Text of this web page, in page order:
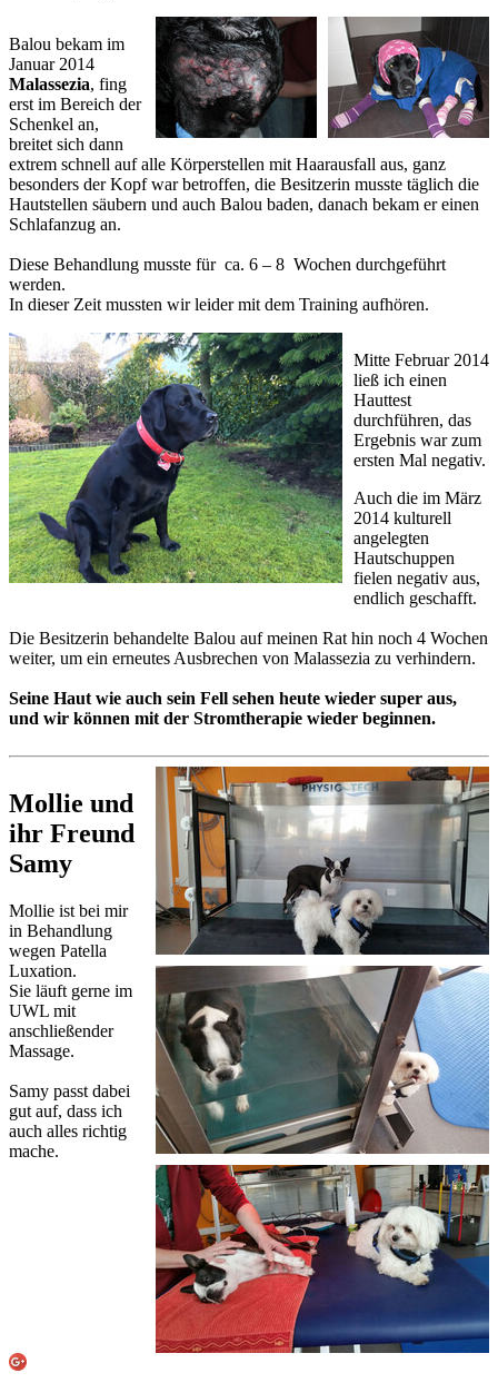
Balou bekam im
Januar 2014
Malassezia, fing
erst im Bereich der
Schenkel an,
breitet sich dann
extrem schnell auf alle Körperstellen mit Haarausfall aus, ganz
besonders der Kopf war betroffen, die Besitzerin musste täglich die
Hautstellen säubern und auch Balou baden, danach bekam er einen
Schlafanzug an.
Diese Behandlung musste für ca. 6 – 8 Wochen durchgeführt
werden.
In dieser Zeit mussten wir leider mit dem Training aufhören.
Mitte Februar 2014
ließ ich einen
Hauttest
durchführen, das
Ergebnis war zum
ersten Mal negativ.
Auch die im März
2014 kulturell
angelegten
Hautschuppen
fielen negativ aus,
endlich geschafft.
Die Besitzerin behandelte Balou auf meinen Rat hin noch 4 Wochen
weiter, um ein erneutes Ausbrechen von Malassezia zu verhindern.
Seine Haut wie auch sein Fell sehen heute wieder super aus,
und wir können mit der Stromtherapie wieder beginnen.
Mollie und
ihr Freund
Samy
Mollie ist bei mir
in Behandlung
wegen Patella
Luxation.
Sie läuft gerne im
UWL mit
anschließender
Massage.
Samy passt dabei
gut auf, dass ich
auch alles richtig
mache.